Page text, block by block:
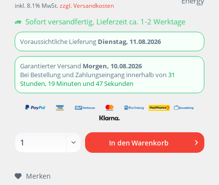
inkl. 8.1% MwSt.zzgl. Versandkosten
Sofort versandfertig, Lieferzeit ca. 1-2 Werktage
Voraussichtliche Lieferung Dienstag, 11.08.2026
Garantierter Versand Morgen, 10.08.2026
Bei Bestellung und Zahlungseingang innerhalb von 31
Stunden, 19 Minuten und 47 Sekunden
In den Warenkorb
Merken